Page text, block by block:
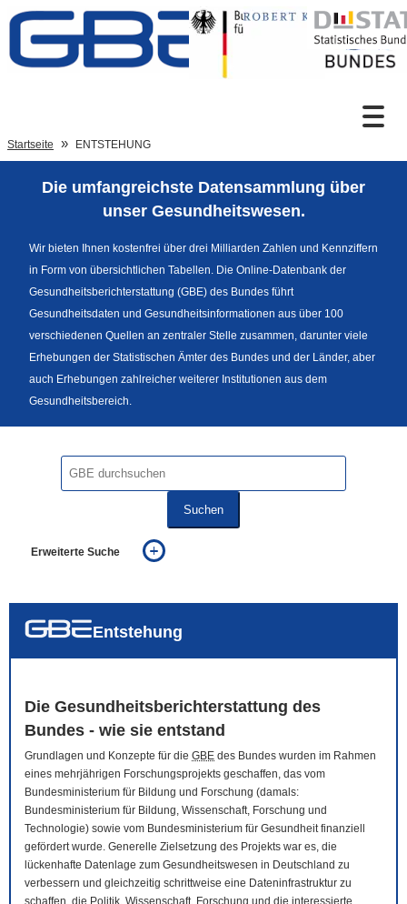
Zum Inhalt
Sprachumschaltung
Fußzeile
Startseite ENTSTEHUNG
Die umfangreichste Datensammlung über
unser Gesundheitswesen.
Wir bieten Ihnen kostenfrei über drei Milliarden Zahlen und Kennziffern
in Form von übersichtlichen Tabellen. Die Online-Datenbank der
Gesundheitsberichterstattung (GBE) des Bundes führt
Gesundheitsdaten und Gesundheitsinformationen aus über 100
verschiedenen Quellen an zentraler Stelle zusammen, darunter viele
Erhebungen der Statistischen Ämter des Bundes und der Länder, aber
auch Erhebungen zahlreicher weiterer Institutionen aus dem
Gesundheitsbereich.
Suchen
Erweiterte Suche
auch in allen Texten suchen (Volltextsuche)
Entstehung
Die Gesundheitsberichterstattung des
Bundes - wie sie entstand
Grundlagen und Konzepte für die GBE des Bundes wurden im Rahmen
eines mehrjährigen Forschungsprojekts geschaffen, das vom
Bundesministerium für Bildung und Forschung (damals:
Bundesministerium für Bildung, Wissenschaft, Forschung und
Technologie) sowie vom Bundesministerium für Gesundheit finanziell
gefördert wurde. Generelle Zielsetzung des Projekts war es, die
lückenhafte Datenlage zum Gesundheitswesen in Deutschland zu
verbessern und gleichzeitig schrittweise eine Dateninfrastruktur zu